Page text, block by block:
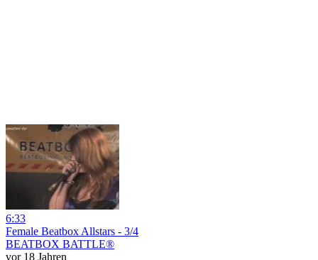
6:33
Female Beatbox Allstars - 3/4
BEATBOX BATTLE®
vor 18 Jahren